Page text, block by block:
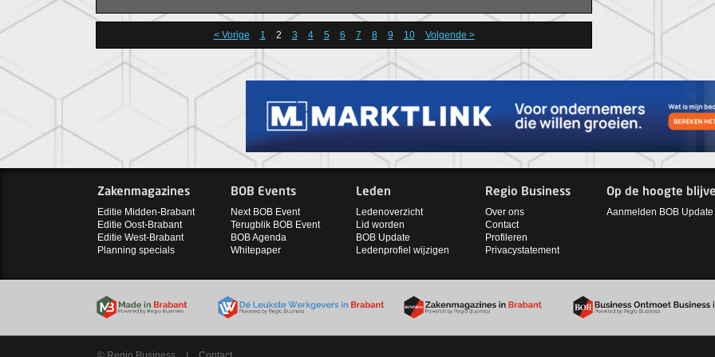
baanverlichting en domotica van tennisvereniging De
Pettelaer.’
< Vorige 1 2 3 4 5 6 7 8 9 10 Volgende >
Zakenmagazines
Editie Midden-Brabant
Editie Oost-Brabant
Editie West-Brabant
Planning specials
BOB Events
Next BOB Event
Terugblik BOB Event
BOB Agenda
Whitepaper
Leden
Ledenoverzicht
Lid worden
BOB Update
Ledenprofiel wijzigen
Regio Business
Over ons
Contact
Profileren
Privacystatement
Op de hoogte
Aanmelden BOB Update